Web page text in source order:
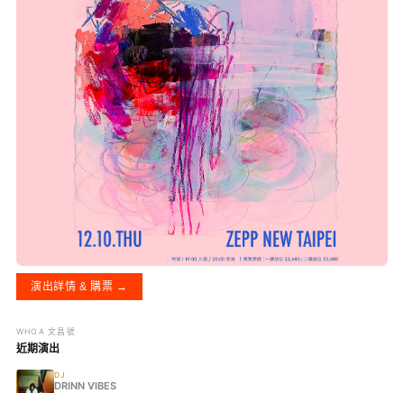
演出詳情 & 購票 →
WHOA 文昌號
近期演出
DJ
DRINN VIBES